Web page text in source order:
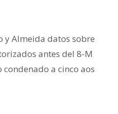
y Almeida datos sobre
antes del 8-M
a cinco aos